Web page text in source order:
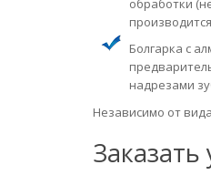
обработки
Болгарка с
надрезами
Независимо от
Заказать